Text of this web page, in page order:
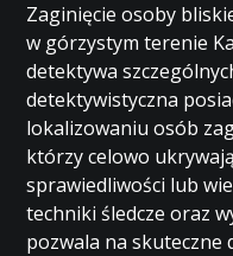
Zaginięcie osoby
w górzystym terenie
detektywa
detektywistyczna
lokalizowaniu osób
którzy celowo
sprawiedliwości lub
techniki śledcze oraz
pozwala na skuteczne